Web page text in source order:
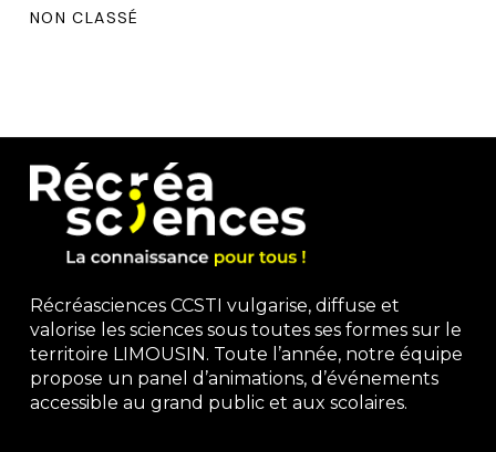
NON CLASSÉ
Récréasciences CCSTI vulgarise, diffuse et
valorise les sciences sous toutes ses formes sur le
territoire LIMOUSIN. Toute l’année, notre équipe
propose un panel d’animations, d’événements
accessible au grand public et aux scolaires.